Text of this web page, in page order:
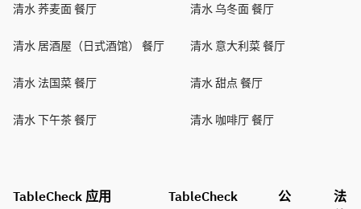
清水 荞麦面 餐厅 清水 乌冬面 餐厅
清水 居酒屋（日式酒馆） 餐厅 清水 意大利菜 餐厅
清水 法国菜 餐厅 清水 甜点 餐厅
清水 下午茶 餐厅 清水 咖啡厅 餐厅
TableCheck 应用 TableCheck
公
法